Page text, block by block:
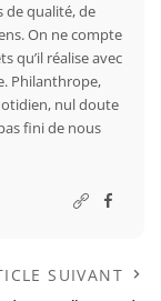
de qualité, de
On ne compte
qu’il réalise avec
Philanthrope,
nul doute
fini de nous
SUIVANT